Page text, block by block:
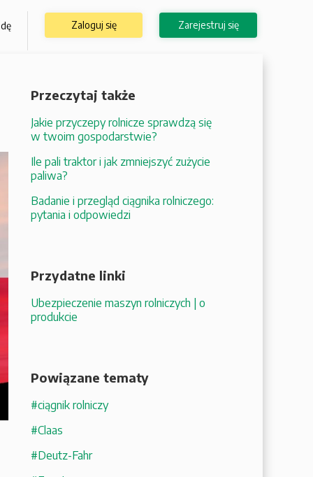
Zaloguj się Zarejestruj się
Przeczytaj także
Jakie przyczepy rolnicze sprawdzą się
w twoim gospodarstwie?
Ile pali traktor i jak zmniejszyć zużycie
paliwa?
Badanie i przegląd ciągnika rolniczego:
pytania i odpowiedzi
Przydatne linki
Ubezpieczenie maszyn rolniczych | o
produkcie
Powiązane tematy
#ciągnik rolniczy
#Claas
#Deutz-Fahr